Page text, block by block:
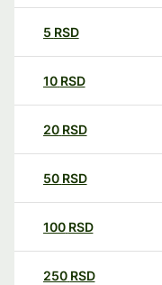
5 RSD
10 RSD
20 RSD
50 RSD
100 RSD
250 RSD